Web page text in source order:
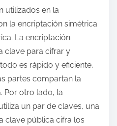
utilizados en la
la encriptación simétrica
La encriptación
clave para cifrar y
es rápido y eficiente,
partes compartan la
Por otro lado, la
un par de claves, una
clave pública cifra los